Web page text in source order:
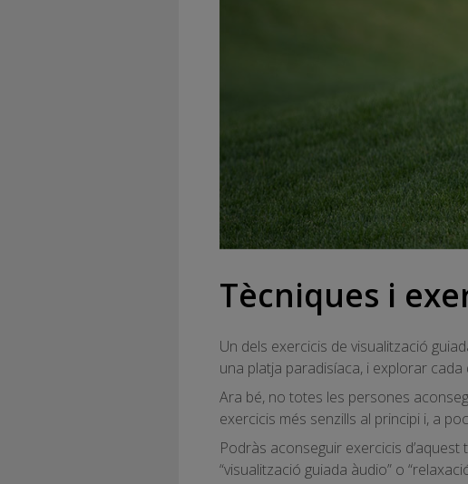
Tècniques i
Un dels exercicis de visualització
una platja paradisíaca, i explorar
Ara bé, no totes les persones
exercicis més senzills al principi i, a
Podràs aconseguir exercicis
“visualització guiada àudio” o